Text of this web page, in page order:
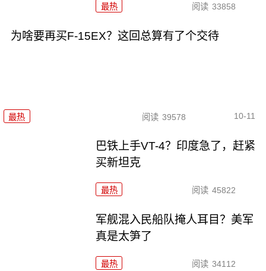
最热 阅读 33858
为啥要再买F-15EX？这回总算有了个交待
最热 阅读 39578 10-11
巴铁上手VT-4？印度急了，赶紧
买新坦克
最热 阅读 45822
军舰混入民船队掩人耳目？美军
真是太笋了
最热 阅读 34112